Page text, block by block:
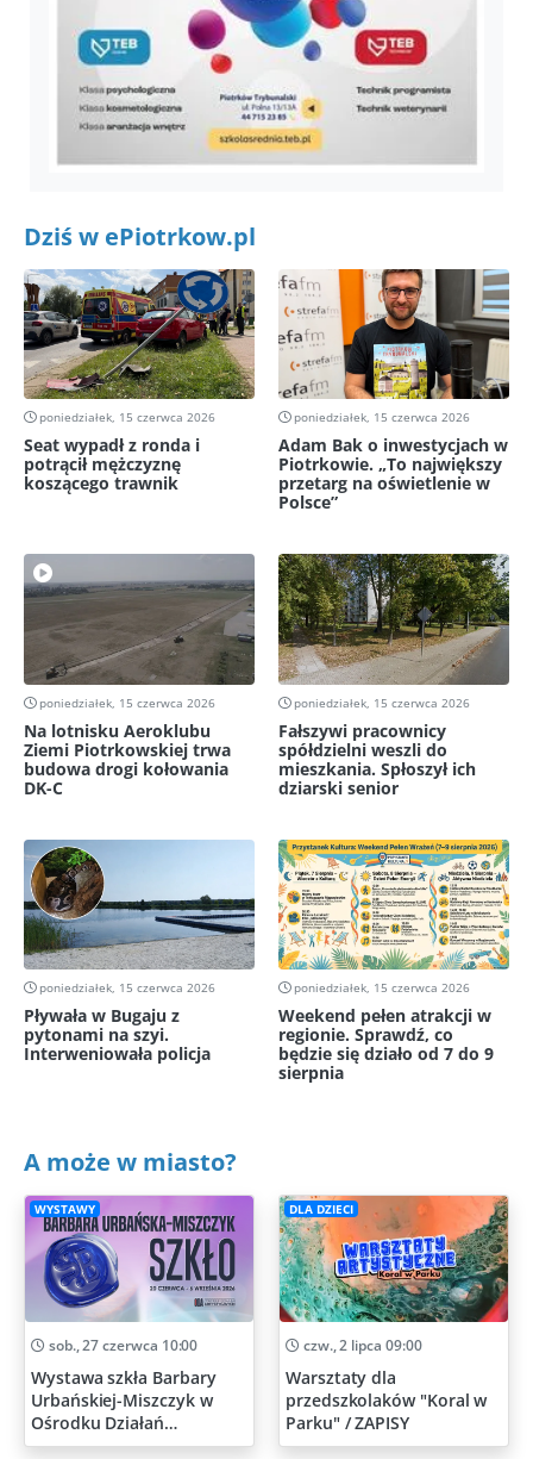
Dziś w ePiotrkow.pl
poniedziałek, 15 czerwca 2026
Seat wypadł z ronda i
potrącił mężczyznę
koszącego trawnik
poniedziałek, 15 czerwca 2026
Adam Bak o inwestycjach w
Piotrkowie. „To największy
przetarg na oświetlenie w
Polsce”
poniedziałek, 15 czerwca 2026
Na lotnisku Aeroklubu
Ziemi Piotrkowskiej trwa
budowa drogi kołowania
DK-C
poniedziałek, 15 czerwca 2026
Fałszywi pracownicy
spółdzielni weszli do
mieszkania. Spłoszył ich
dziarski senior
poniedziałek, 15 czerwca 2026
Pływała w Bugaju z
pytonami na szyi.
Interweniowała policja
poniedziałek, 15 czerwca 2026
Weekend pełen atrakcji w
regionie. Sprawdź, co
będzie się działo od 7 do 9
sierpnia
A może w miasto?
WYSTAWY
sob., 27 czerwca 10:00
Wystawa szkła Barbary
Urbańskiej-Miszczyk w
Ośrodku Działań
Artystycznych
DLA DZIECI
czw., 2 lipca 09:00
Warsztaty dla
przedszkolaków "Koral w
Parku" / ZAPISY